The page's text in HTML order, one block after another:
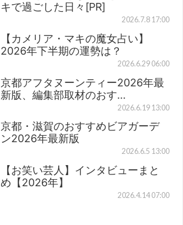
キで過ごした日々[PR]
2026.7.8 17:00
【カメリア・マキの魔女占い】
2026年下半期の運勢は？
2026.6.29 06:00
京都アフタヌーンティー2026年最
新版、編集部取材のおす…
2026.6.19 13:00
京都・滋賀のおすすめビアガーデ
ン2026年最新版
2026.6.5 13:00
【お笑い芸人】インタビューまと
め【2026年】
2026.4.14 07:00